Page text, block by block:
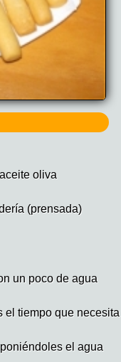
oliva
(prensada)
un poco de agua
el tiempo que necesita
el agua